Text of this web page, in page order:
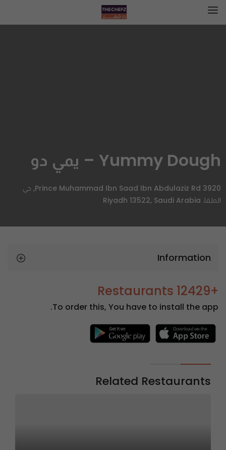
Yummy Dough – يمي دو
3920 Prince Muhammad Ibn Saad Ibn Abdulaziz Rd, حي
الملقا، Riyadh 13522, Saudi Arabia
Information
+12429 Restaurants
To order this, You have to install the app.
Related Restaurants